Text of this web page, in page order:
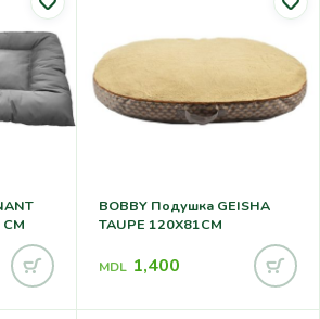
BOBBY Подушка GEISHA
TAUPE 120X81CM
MDL 1,400